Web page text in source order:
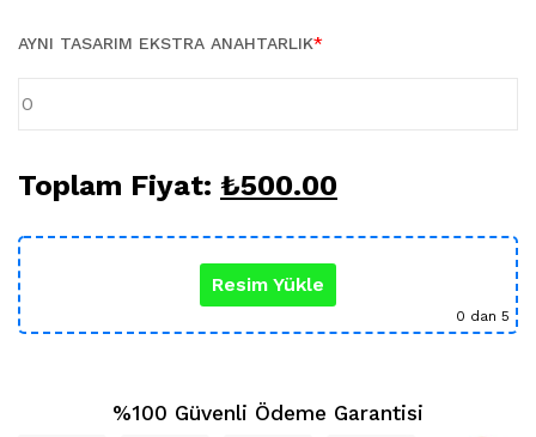
KUPA BARDAK (5)
Öğretmenler Günü (5)
AYNI TASARIM EKSTRA ANAHTARLIK*
Toplam Fiyat: ₺500.00
Resim Yükle
0 dan 5
%100 Güvenli Ödeme Garantisi